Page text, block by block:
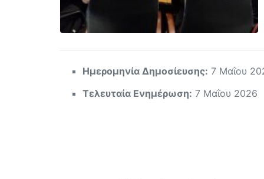
Ημερομηνία Δημοσίευσης: 7 Μαΐου
Τελευταία Ενημέρωση: 7 Μαΐου 2026